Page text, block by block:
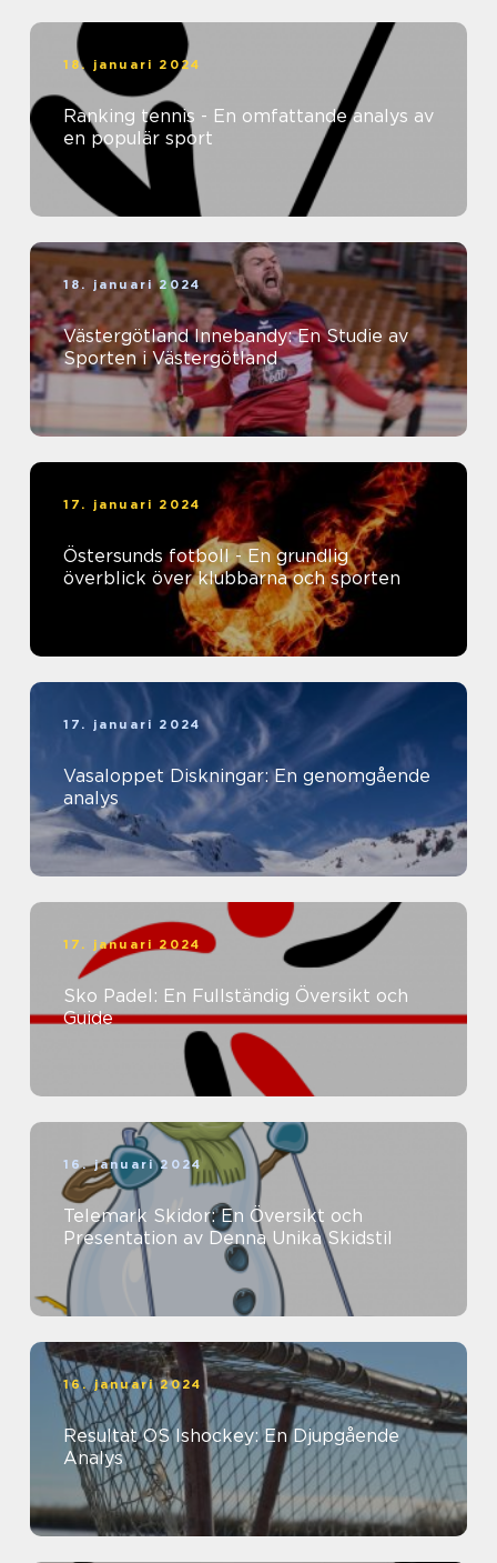
18. januari 2024
Ranking tennis - En omfattande analys av
en populär sport
18. januari 2024
Västergötland Innebandy: En Studie av
Sporten i Västergötland
17. januari 2024
Östersunds fotboll - En grundlig
överblick över klubbarna och sporten
17. januari 2024
Vasaloppet Diskningar: En genomgående
analys
17. januari 2024
Sko Padel: En Fullständig Översikt och
Guide
16. januari 2024
Telemark Skidor: En Översikt och
Presentation av Denna Unika Skidstil
16. januari 2024
Resultat OS Ishockey: En Djupgående
Analys